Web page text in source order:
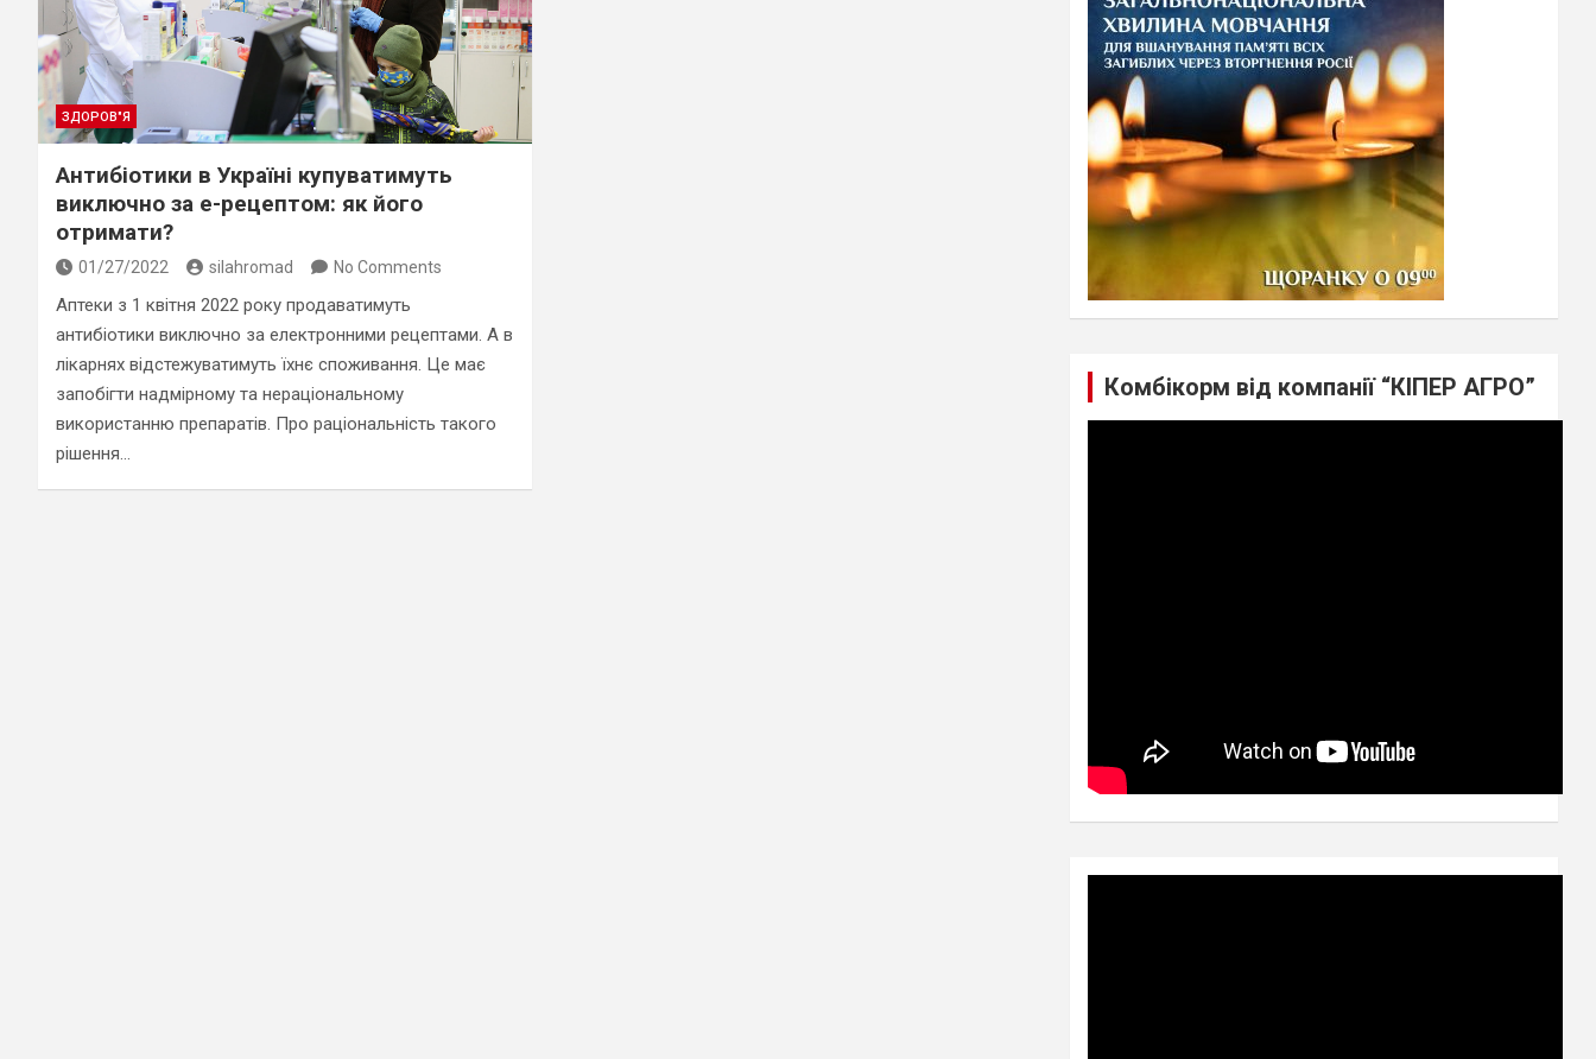
ЗДОРОВ"Я
Антибіотики в Україні купуватимуть
виключно за е-рецептом: як його
отримати?
01/27/2022 silahromad No Comments
Аптеки з 1 квітня 2022 року продаватимуть
антибіотики виключно за електронними рецептами. А в
лікарнях відстежуватимуть їхнє споживання. Це має
запобігти надмірному та нераціональному
використанню препаратів. Про раціональність такого
рішення…
Комбікорм від компанії “КІПЕР АГРО”